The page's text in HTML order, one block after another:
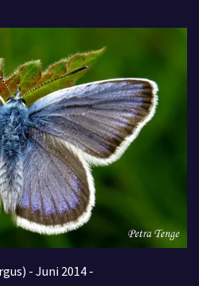
- Juni 2014 -